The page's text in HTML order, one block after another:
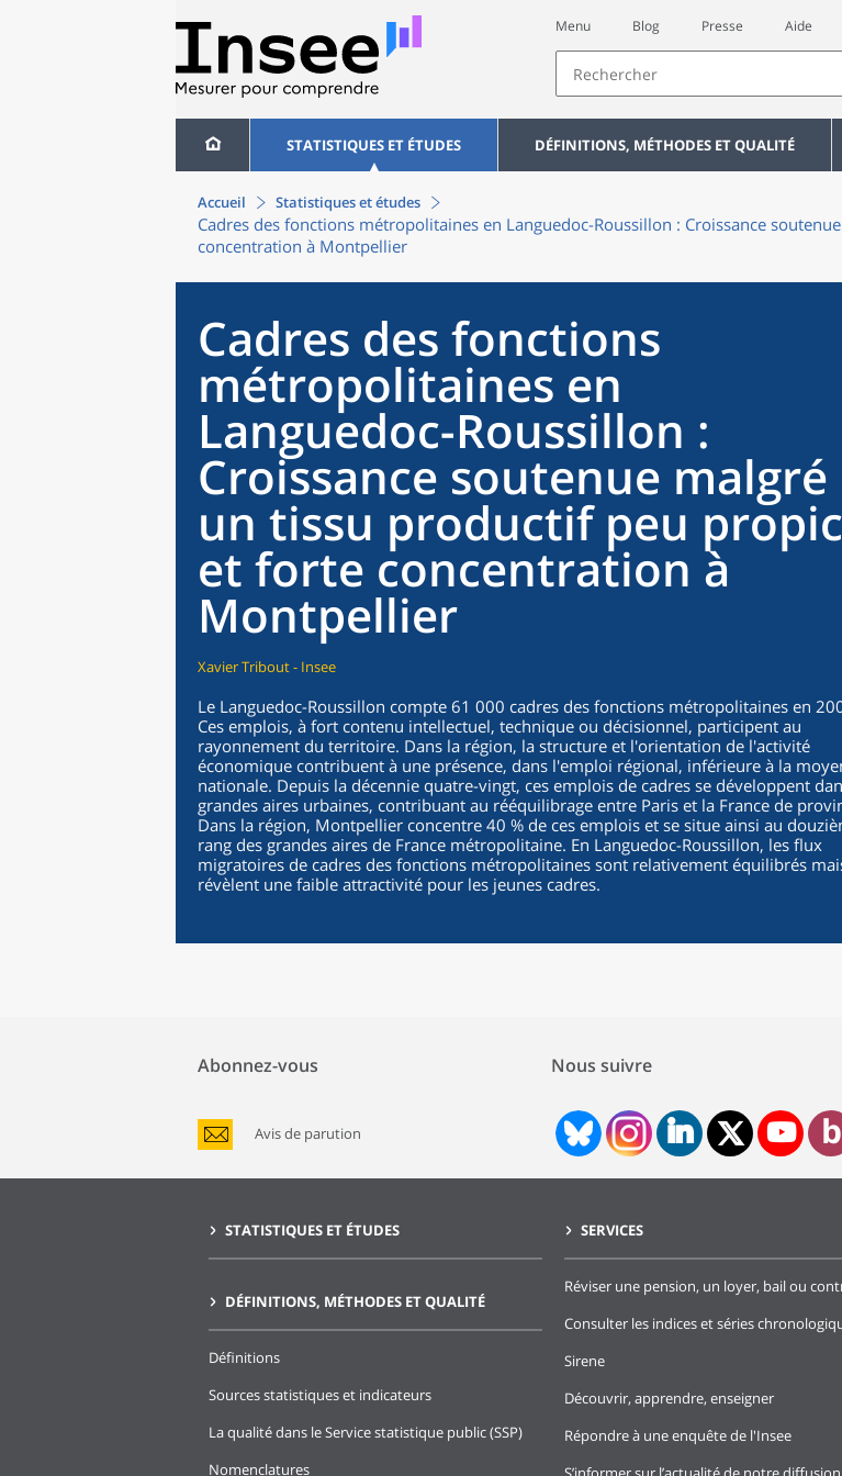
Menu Blog Presse Aide
STATISTIQUES ET ÉTUDES DÉFINITIONS, MÉTHODES ET QUALITÉ
Accueil Statistiques et études
Cadres des fonctions métropolitaines en Languedoc-Roussillon : Croissance
concentration à Montpellier
Cadres des fonctions
métropolitaines en
Languedoc-Roussillon :
Croissance soutenue malgré
un tissu productif peu
et forte concentration à
Montpellier
Xavier Tribout - Insee
Le Languedoc-Roussillon compte 61 000 cadres des fonctions métropolitaines en
Ces emplois, à fort contenu intellectuel, technique ou décisionnel, participent au
rayonnement du territoire. Dans la région, la structure et l'orientation de l'activité
économique contribuent à une présence, dans l'emploi régional, inférieure à la
nationale. Depuis la décennie quatre-vingt, ces emplois de cadres se développent
grandes aires urbaines, contribuant au rééquilibrage entre Paris et la France de
Dans la région, Montpellier concentre 40 % de ces emplois et se situe ainsi au
rang des grandes aires de France métropolitaine. En Languedoc-Roussillon, les flux
migratoires de cadres des fonctions métropolitaines sont relativement équilibrés
révèlent une faible attractivité pour les jeunes cadres.
Abonnez-vous
Avis de parution
Nous suivre
STATISTIQUES ET ÉTUDES
DÉFINITIONS, MÉTHODES ET QUALITÉ
Définitions
Sources statistiques et indicateurs
La qualité dans le Service statistique public (SSP)
Nomenclatures
SERVICES
Réviser une pension, un loyer, bail ou
Consulter les indices et séries
Sirene
Découvrir, apprendre, enseigner
Répondre à une enquête de l'Insee